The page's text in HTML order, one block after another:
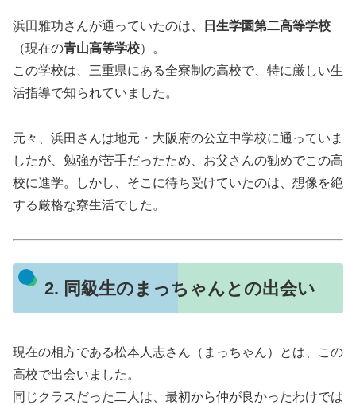
浜田雅功さんが通っていたのは、
日生学園第二高等学校
（現在の青山高等学校）。
この学校は、三重県にある全寮制の高校で、特に厳しい生
活指導で知られていました。
元々、浜田さんは地元・大阪府の公立中学校に通っていま
したが、勉強が苦手だったため、お父さんの勧めでこの高
校に進学。しかし、そこに待ち受けていたのは、想像を絶
する厳格な寮生活でした。
2. 同級生のまっちゃんとの出会い
現在の相方である松本人志さん（まっちゃん）とは、この
高校で出会いました。
同じクラスだった二人は、最初から仲が良かったわけでは